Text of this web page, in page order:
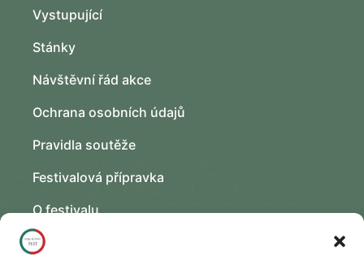
Vystupující
Stánky
Návštěvní řád akce
Ochrana osobních údajů
Pravidla soutěže
Festivalová přípravka
O festivalu
Kontakt